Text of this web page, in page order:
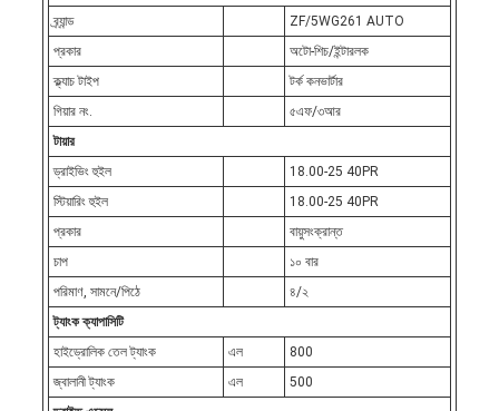
ব্র্যান্ড
ZF/5WG261 AUTO
প্রকার
অটো-শিচ/ইন্টারলক
ক্ল্যাচ টাইপ
টর্ক কনভার্টার
গিয়ার নং.
৫এফ/৩আর
টায়ার
ড্রাইভিং হুইল
18.00-25 40PR
স্টিয়ারিং হুইল
18.00-25 40PR
প্রকার
বায়ুসংক্রান্ত
চাপ
১০ বার
পরিমাণ, সামনে/পিঠে
৪/২
ট্যাংক ক্যাপাসিটি
হাইড্রোলিক তেল ট্যাংক
এল
800
জ্বালানী ট্যাংক
এল
500